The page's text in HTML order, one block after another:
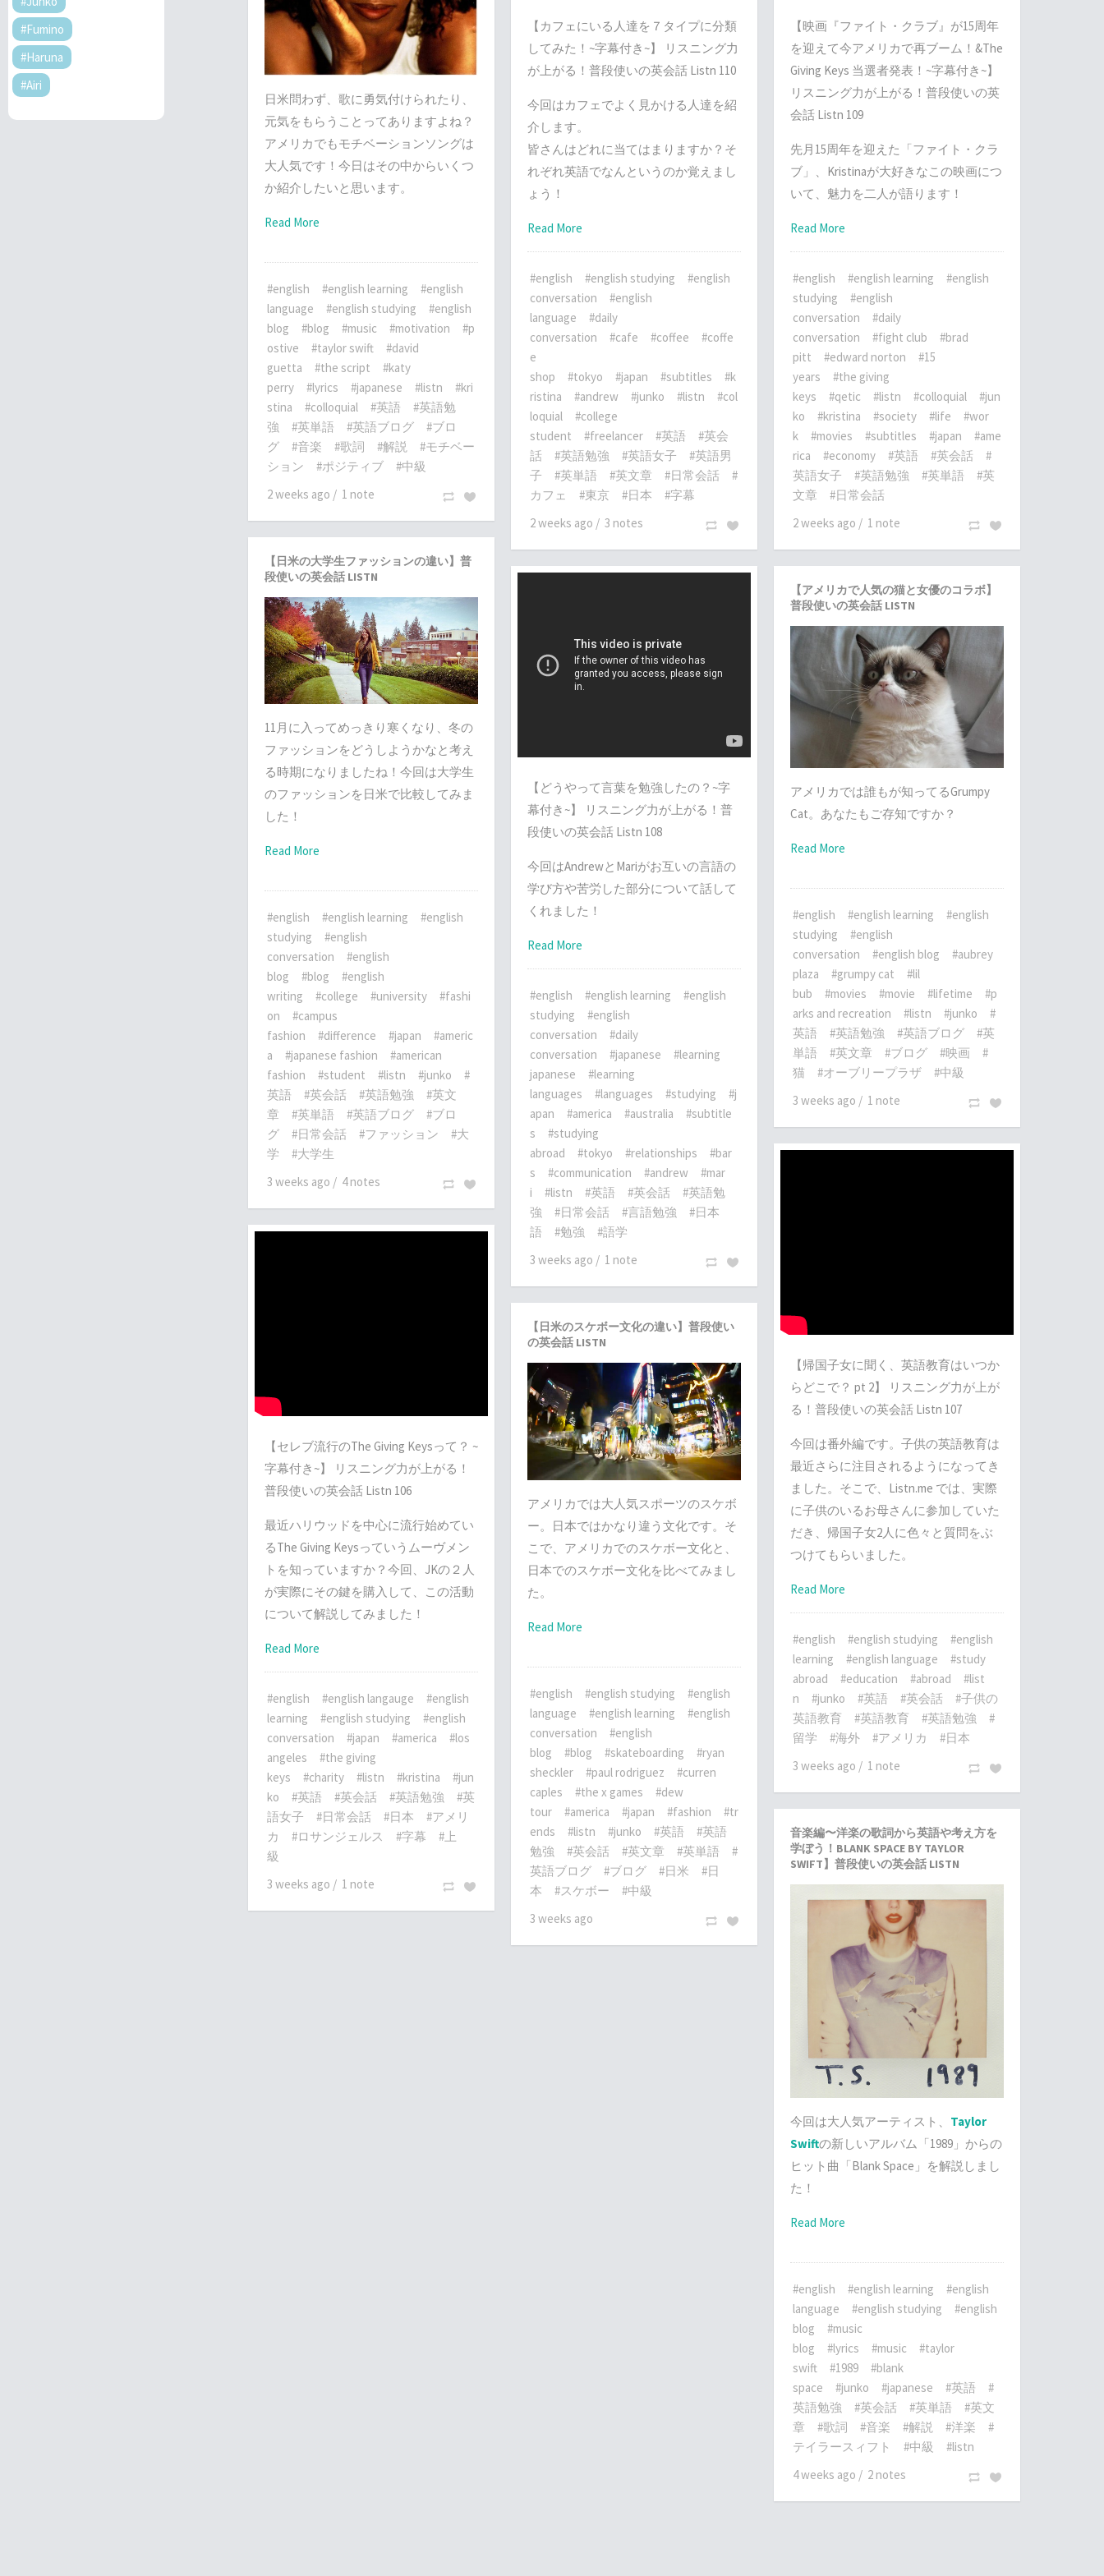
#Fumino
#Haruna
#Airi
日米問わず、歌に勇気付けられたり、
元気をもらうことってありますよね？
アメリカでもモチベーションソングは
大人気です！今日はその中からいくつ
か紹介したいと思います。
Read More
#english #english learning
#english
language
#english studying
#english
blog
#blog #music #motivation
#p
ostive
#taylor swift
#david
guetta
#the script
#katy
perry
#lyrics #japanese #listn
#kri
stina
#colloquial #英語
#英語勉
強
#英単語 #英語ブログ
#ブロ
グ
#音楽 #歌詞 #解説
#モチベー
ション
#ポジティブ
#中級
2 weeks ago / 1 note
【カフェにいる人達を７タイプに分類
してみた！~字幕付き~】 リスニング力
が上がる！普段使いの英会話 Listn 110
今回はカフェでよく見かける人達を紹
介します。
皆さんはどれに当てはまりますか？そ
れぞれ英語でなんというのか覚えまし
ょう！
Read More
#english #english studying
#english
conversation
#english
language
#daily
conversation
#cafe #coffee
#coffe
e
shop
#tokyo #japan #subtitles
#k
ristina
#andrew #junko #listn
#col
loquial
#college
student
#freelancer #英語
#英会
話
#英語勉強 #英語女子
#英語男
子
#英単語 #英文章 #日常会話
#
カフェ
#東京 #日本
#字幕
2 weeks ago / 3 notes
【映画『ファイト・クラブ』が15周年
を迎えて今アメリカで再ブーム！&The
Giving Keys 当選者発表！~字幕付き~】
リスニング力が上がる！普段使いの英
会話 Listn 109
先月15周年を迎えた「ファイト・クラ
ブ」、Kristinaが大好きなこの映画につ
いて、魅力を二人が語ります！
Read More
#english #english learning
#english
studying
#english
conversation
#daily
conversation
#fight club
#brad
pitt
#edward norton
#15
years
#the giving
keys
#qetic #listn #colloquial
#jun
ko
#kristina #society #life
#wor
k
#movies #subtitles #japan
#ame
rica
#economy #英語 #英会話
#
英語女子
#英語勉強 #英単語
#英
文章
#日常会話
2 weeks ago / 1 note
【日米の大学生ファッションの違い】普
段使いの英会話 LISTN
11月に入ってめっきり寒くなり、冬の
ファッションをどうしようかなと考え
る時期になりましたね！今回は大学生
のファッションを日米で比較してみま
した！
Read More
#english #english learning
#english
studying
#english
conversation
#english
blog
#blog
#english
writing
#college #university
#fashi
on
#campus
fashion
#difference #japan
#americ
a
#japanese fashion
#american
fashion
#student #listn #junko
#
英語
#英会話 #英語勉強
#英文
章
#英単語 #英語ブログ
#ブロ
グ
#日常会話 #ファッション
#大
学
#大学生
3 weeks ago / 4 notes
【どうやって言葉を勉強したの？~字
幕付き~】 リスニング力が上がる！普
段使いの英会話 Listn 108
今回はAndrewとMariがお互いの言語の
学び方や苦労した部分について話して
くれました！
Read More
#english #english learning
#english
studying
#english
conversation
#daily
conversation
#japanese
#learning
japanese
#learning
languages
#languages #studying
#j
apan
#america #australia
#subtitle
s
#studying
abroad
#tokyo #relationships
#bar
s
#communication #andrew
#mar
i
#listn #英語 #英会話
#英語勉
強
#日常会話 #言語勉強
#日本
語
#勉強
#語学
3 weeks ago / 1 note
【アメリカで人気の猫と女優のコラボ】
普段使いの英会話 LISTN
アメリカでは誰もが知ってるGrumpy
Cat。あなたもご存知ですか？
Read More
#english #english learning
#english
studying
#english
conversation
#english blog
#aubrey
plaza
#grumpy cat
#lil
bub
#movies #movie #lifetime
#p
arks and recreation
#listn #junko
#
英語
#英語勉強 #英語ブログ
#英
単語
#英文章 #ブログ #映画
#
猫
#オーブリープラザ
#中級
3 weeks ago / 1 note
【帰国子女に聞く、英語教育はいつか
らどこで？ pt 2】 リスニング力が上が
る！普段使いの英会話 Listn 107
今回は番外編です。子供の英語教育は
最近さらに注目されるようになってき
ました。そこで、Listn.me では、実際
に子供のいるお母さんに参加していた
だき、帰国子女2人に色々と質問をぶ
つけてもらいました。
Read More
#english #english studying
#english
learning
#english language
#study
abroad
#education #abroad
#list
n
#junko #英語 #英会話
#子供の
英語教育
#英語教育 #英語勉強
#
留学
#海外 #アメリカ
#日本
3 weeks ago / 1 note
【セレブ流行のThe Giving Keysって？ ~
字幕付き~】 リスニング力が上がる！
普段使いの英会話 Listn 106
最近ハリウッドを中心に流行始めてい
るThe Giving Keysっていうムーヴメン
トを知っていますか？今回、JKの２人
が実際にその鍵を購入して、この活動
について解説してみました！
Read More
#english #english langauge
#english
learning
#english studying
#english
conversation
#japan #america
#los
angeles
#the giving
keys
#charity #listn #kristina
#jun
ko
#英語 #英会話 #英語勉強
#英
語女子
#日常会話 #日本
#アメリ
カ
#ロサンジェルス #字幕
#上
級
3 weeks ago / 1 note
【日米のスケボー文化の違い】普段使い
の英会話 LISTN
アメリカでは大人気スポーツのスケボ
ー。日本ではかなり違う文化です。そ
こで、アメリカでのスケボー文化と、
日本でのスケボー文化を比べてみまし
た。
Read More
#english #english studying
#english
language
#english learning
#english
conversation
#english
blog
#blog #skateboarding
#ryan
sheckler
#paul rodriguez
#curren
caples
#the x games
#dew
tour
#america #japan #fashion
#tr
ends
#listn #junko #英語
#英語
勉強
#英会話 #英文章 #英単語
#
英語ブログ
#ブログ #日米
#日
本
#スケボー
#中級
3 weeks ago
音楽編〜洋楽の歌詞から英語や考え方を
学ぼう！BLANK SPACE BY TAYLOR
SWIFT】普段使いの英会話 LISTN
今回は大人気アーティスト、 Taylor
Swiftの新しいアルバム「1989」からの
ヒット曲「Blank Space」を解説しまし
た！
Read More
#english #english learning
#english
language
#english studying
#english
blog
#music
blog
#lyrics #music
#taylor
swift
#1989
#blank
space
#junko #japanese #英語
#
英語勉強
#英会話 #英単語
#英文
章
#歌詞 #音楽 #解説 #洋楽
#
テイラースィフト
#中級
#listn
4 weeks ago / 2 notes